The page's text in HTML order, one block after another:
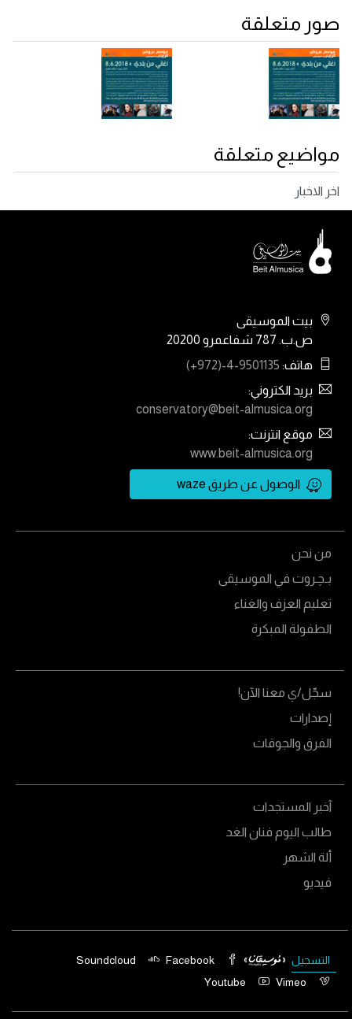
صور متعلقة
مواضيع متعلقة
اخر الاخبار
بيت الموسيقى
ص.ب. 787 شفاعمرو 20200
هاتف: (+972)-4-9501135
بريد الكتروني:
conservatory@beit-almusica.org
موقع انترنت:
www.beit-almusica.org
الوصول عن طريق waze
التسجيل Facebook
Soundcloud
Vimeo
Youtube
من نحن
بـﭼـروت في الموسيقى
تعليم العزف والغناء
الطفولة المبكرة
سجّل/ي معنا الآن!
إصدارات
الفرق والجوقات
آخبر المستجدات
طالب اليوم فنان الغد
ألة الشهر
فيديو